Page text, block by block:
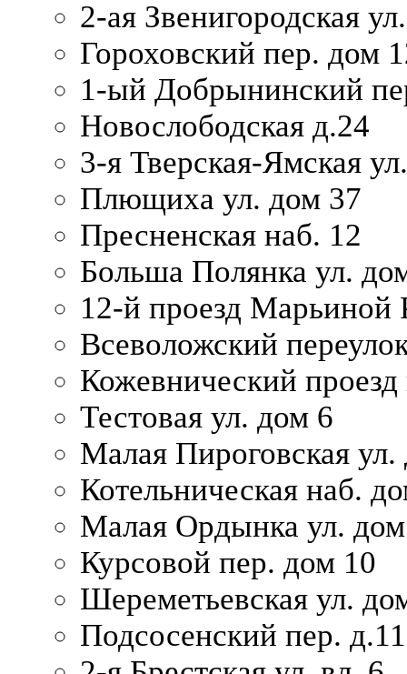
2-ая Звенигородская
Гороховский пер. дом
1-ый Добрынинский
Новослободская д.24
3-я Тверская-Ямская
Плющиха ул. дом 37
Пресненская наб. 12
Больша Полянка ул.
12-й проезд Марьиной
Всеволожский
Кожевнический проезд
Тестовая ул. дом 6
Малая Пироговская
Котельническая наб.
Малая Ордынка ул.
Курсовой пер. дом 10
Шереметьевская ул.
Подсосенский пер. д.11